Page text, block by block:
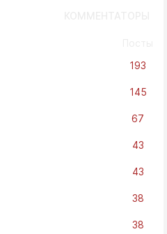
193
145
67
43
43
38
38